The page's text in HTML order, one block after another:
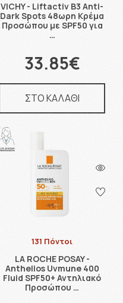
VICHY - Liftactiv B3 Anti-
Dark Spots 48ωρη Κρέμα
Προσώπου με SPF50 για
…
33.85€
ΣΤΟ ΚΑΛΑΘΙ
131 Πόντοι
LA ROCHE POSAY -
Anthelios Uvmune 400
Fluid SPF50+ Αντηλιακό
Προσώπου …